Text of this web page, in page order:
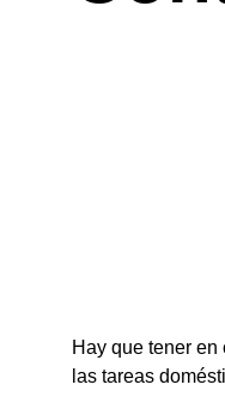
Hay que tener
las tareas